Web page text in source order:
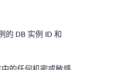
的 DB 实例 ID 和